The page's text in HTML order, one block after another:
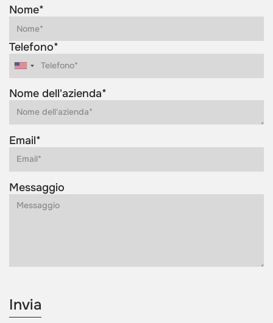
Nome*
Telefono*
Nome dell'azienda*
Email*
Messaggio